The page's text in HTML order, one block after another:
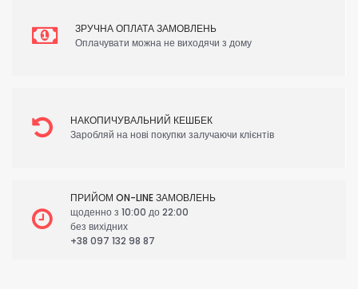
ЗРУЧНА ОПЛАТА ЗАМОВЛЕНЬ
Оплачувати можна не виходячи з дому
НАКОПИЧУВАЛЬНИЙ КЕШБЕК
Заробляй на нові покупки залучаючи клієнтів
ПРИЙОМ ON-LINE ЗАМОВЛЕНЬ
щоденно з 10:00 до 22:00
без вихідних
+38 097 132 98 87